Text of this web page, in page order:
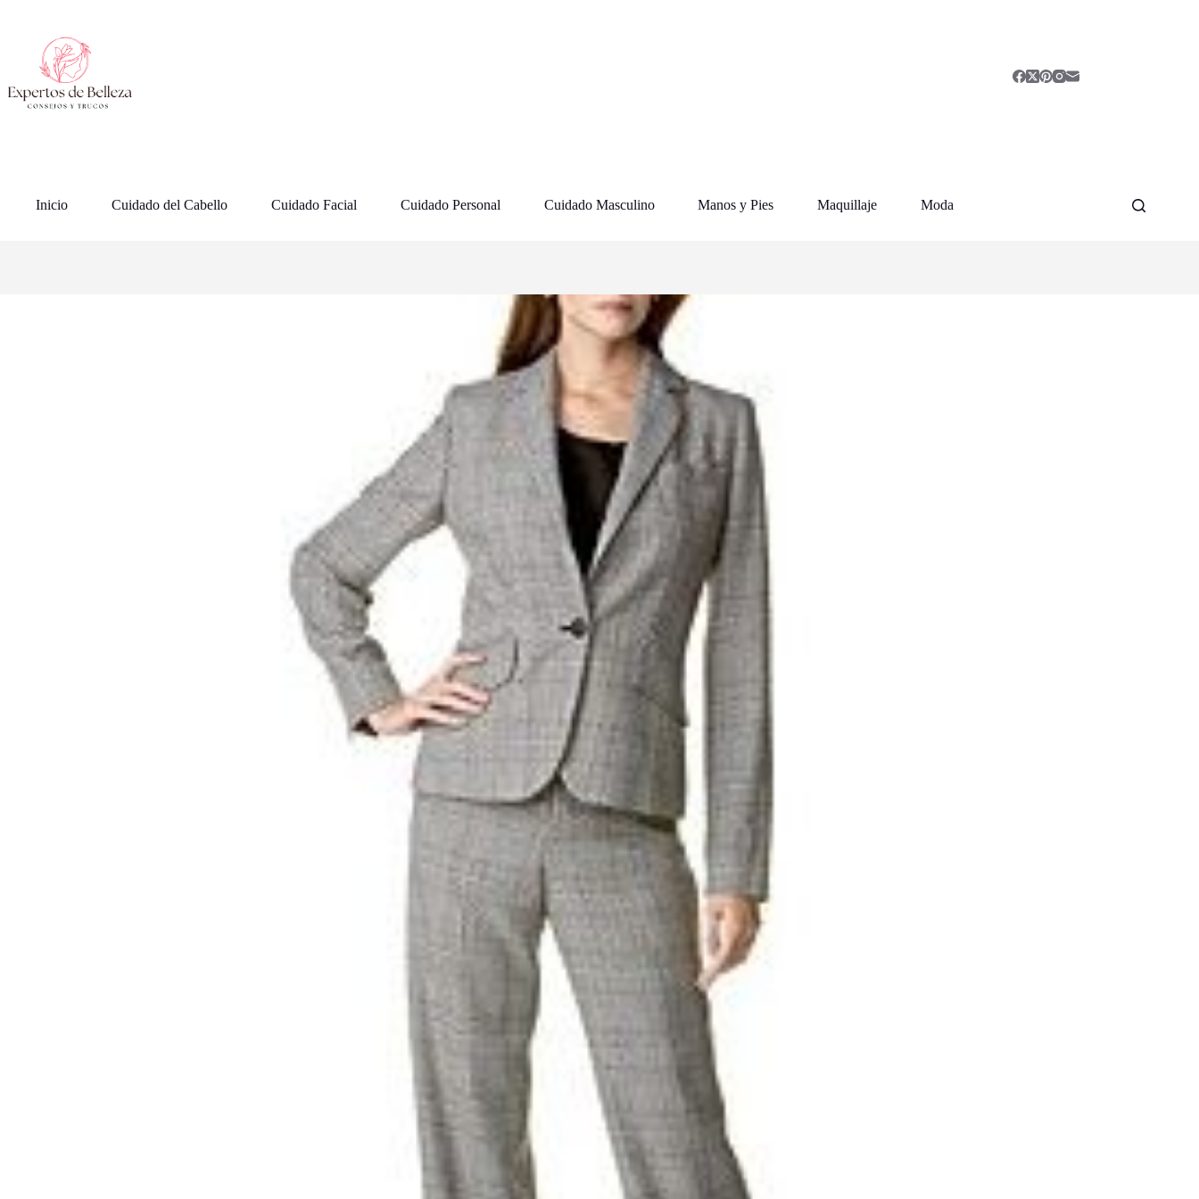
contenido
Inicio Cuidado del Cabello Cuidado Facial Cuidado Personal Cuidado Masculino Manos y Pies Maquillaje Moda